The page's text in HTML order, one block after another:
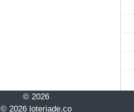
© 2026
© 2026 loteriade.co